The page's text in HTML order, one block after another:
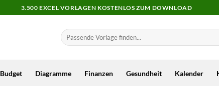
3.500 EXCEL VORLAGEN KOSTENLOS ZUM DOWNLOAD
Budget Diagramme Finanzen Gesundheit Kalender